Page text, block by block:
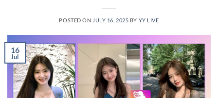
POSTED ON JULY 16, 2025 BY YY LIVE
16
Jul